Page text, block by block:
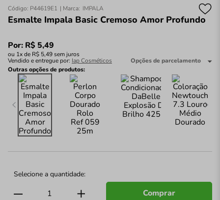
Código: P44619E1 IMPALA
Esmalte Impala Basic Cremoso Amor Profundo
Por: R$ 5,49
ou 1x de R$ 5,49sem juros
Vendido e entregue por: Iap Cosméticos
Opções de parcelamento
Outras opções de produtos:
Comprar